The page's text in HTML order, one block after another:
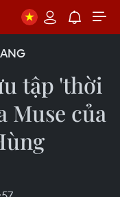
tập 'thời
Muse của